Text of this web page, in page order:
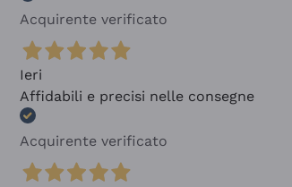
Acquirente verificato
Ieri
Affidabili e precisi nelle consegne
Acquirente verificato